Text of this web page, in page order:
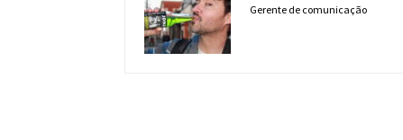
Gerente de comunicação